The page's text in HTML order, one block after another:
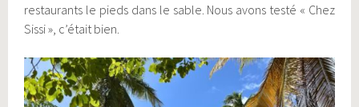
restaurants le pieds dans le sable. Nous avons testé « Chez
Sissi », c’était bien.